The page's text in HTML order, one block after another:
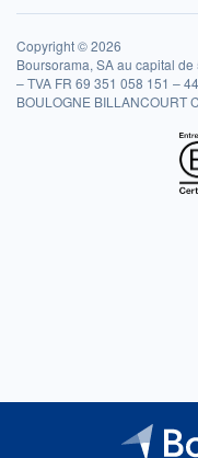
Copyright © 2026
Boursorama, SA au capital
– TVA FR 69 351 058 151 –
BOULOGNE BILLANCOURT